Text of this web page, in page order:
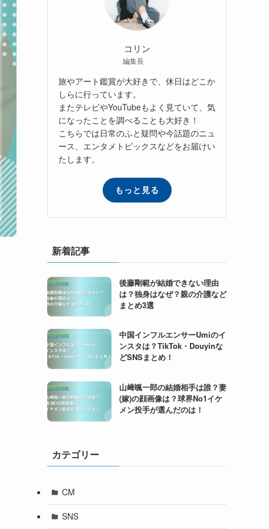
コリン
編集長
旅やアート鑑賞が大好きで、休日はどこか
しらに行っています。
またテレビやYouTubeもよく見ていて、気
になったことを調べることも大好き！
こちらでは日常のふと疑問や今話題のニュ
ース、エンタメトピックスなどをお届けい
たします。
もっと見る
新着記事
後藤剛範が結婚できない理由
は？独身はなぜ？親の介護など
まとめ3選
中国インフルエンサーUmiのイ
ンスタは？TikTok・Douyinな
どSNSまとめ！
山﨑颯一郎の結婚相手は誰？妻
(嫁)の顔画像は？球界No1イケ
メン投手が選んだのは！
カテゴリー
CM
SNS